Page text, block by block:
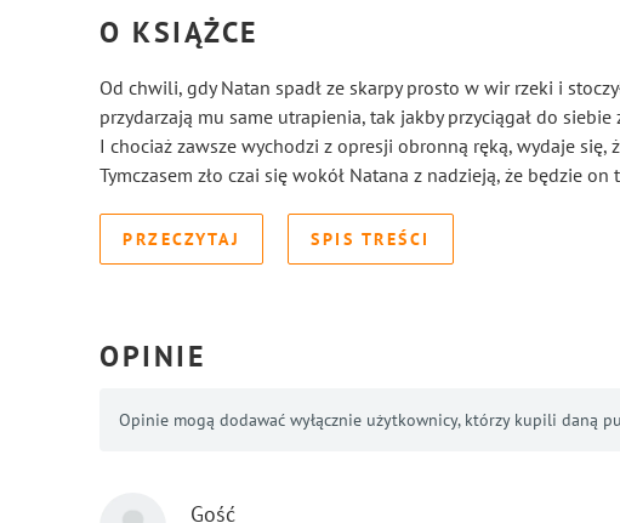
O KSIĄŻCE
Od chwili, gdy Natan spadł ze skarpy prosto w wir rzeki i
przydarzają mu same utrapienia, tak jakby przyciągał do siebie
I chociaż zawsze wychodzi z opresji obronną ręką, wydaje się,
Tymczasem zło czai się wokół Natana z nadzieją, że będzie
PRZECZYTAJ SPIS TREŚCI
OPINIE
Opinie mogą dodawać wyłącznie użytkownicy, którzy kupili daną
Gość